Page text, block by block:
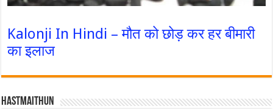
Kalonji In Hindi – मौत को छोड़ कर हर बीमारी
का इलाज
Hastmaithun